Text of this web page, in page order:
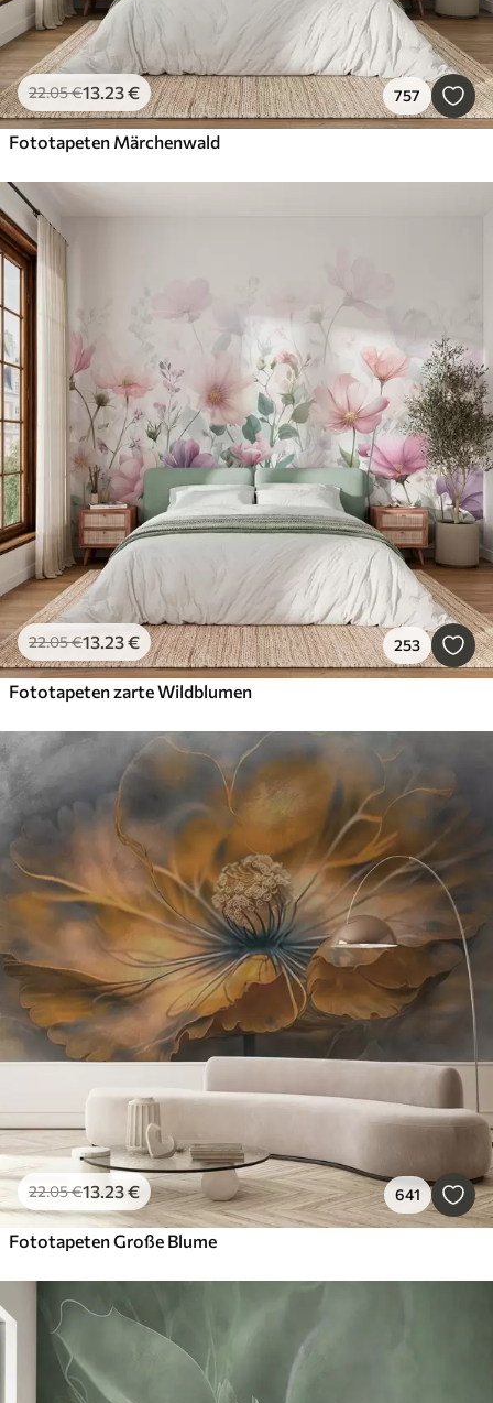
22.05€13.23€ 757
Fototapeten Märchenwald
22.05€13.23€ 253
Fototapeten zarte Wildblumen
22.05€13.23€ 641
Fototapeten Große Blume